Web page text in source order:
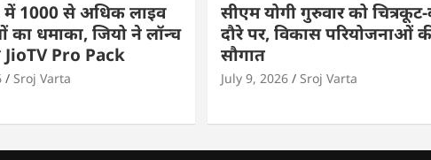
में 1000 से अधिक लाइव
का धमाका, जियो ने लॉन्च
JioTV Pro Pack
Sroj Varta
सीएम योगी गुरुवार को चित्रकूट-
दौरे पर, विकास परियोजनाओं
सौगात
July 9, 2026 Sroj Varta